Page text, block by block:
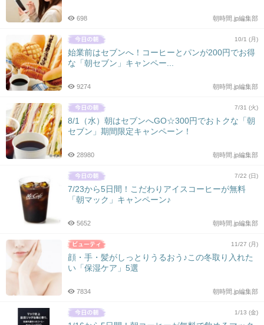
朝時間.jp編集部
698
10/1 (月)
始業前はセブンへ！コーヒーとパンが200円でお得
な「朝セブン」キャンペー...
朝時間.jp編集部
9274
7/31 (火)
8/1（水）朝はセブンへGO☆300円でおトクな「朝
セブン」期間限定キャンペーン！
朝時間.jp編集部
28980
7/22 (日)
7/23から5日間！こだわりアイスコーヒーが無料
「朝マック」キャンペーン♪
朝時間.jp編集部
5652
11/27 (月)
顔・手・髪がしっとりうるおう♪この冬取り入れた
い「保湿ケア」5選
朝時間.jp編集部
7834
1/13 (金)